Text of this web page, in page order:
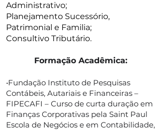
Administrativo;
Planejamento Sucessório,
Patrimonial e Familia;
Consultivo Tributário.
Formação Acadêmica:
•Fundação Instituto de Pesquisas
Contábeis, Autariais e Financeiras –
FIPECAFI – Curso de curta duração em
Finanças Corporativas pela Saint Paul
Escola de Negócios e em Contabilidade,